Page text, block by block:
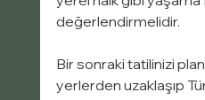
değerlendirmelidir.
Bir sonraki tatilinizi
yerlerden uzaklaşıp